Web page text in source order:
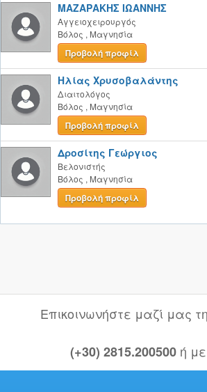
ΜΑΖΑΡΑΚΗΣ ΙΩΑΝΝΗΣ
Αγγειοχειρουργός
Βόλος , Μαγνησία
Προβολή προφίλ
Ηλίας Χρυσοβαλάντης
Διαιτολόγος
Βόλος , Μαγνησία
Προβολή προφίλ
Δροσίτης Γεώργιος
Βελονιστής
Βόλος , Μαγνησία
Προβολή προφίλ
Επικοινωνήστε μαζί μας
(+30) 2815.200500 ή με